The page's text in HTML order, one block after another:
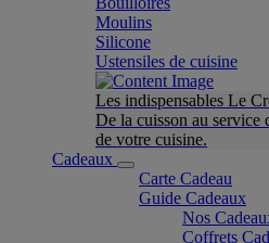
Moulins
Silicone
Ustensiles de cuisine
Les indispensables Le
De la cuisson au service
de votre cuisine.
Cadeaux
Carte Cadeau
Guide Cadeaux
Nos
Coffrets